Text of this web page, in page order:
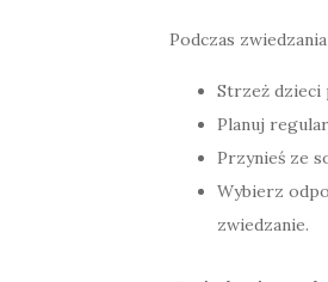
Podczas
Strzeż dzieci
Planuj
Przynieś ze
Wybierz
zwiedzanie.